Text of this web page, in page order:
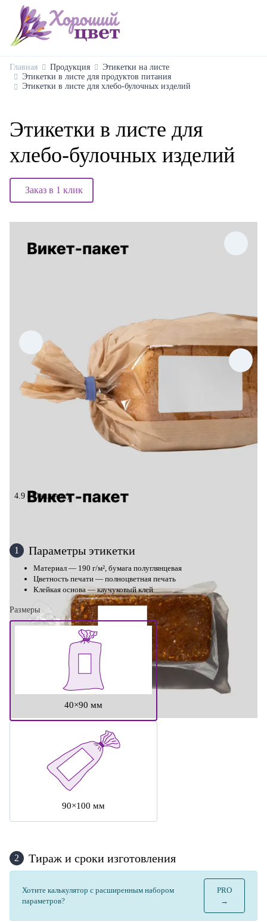
Главная Продукция
Этикетки на листе
Этикетки в листе для продуктов питания
Этикетки в листе для хлебо-булочных изделий
Этикетки в листе для
хлебо-булочных изделий
Заказ в 1 клик
4.9 (40 оценок)
1 Параметры этикетки
Материал — 190 г/м², бумага полуглянцевая
Цветность печати — полноцветная печать
Клейкая основа — каучуковый клей
Размеры
40×90 мм
90×100 мм
2 Тираж и сроки изготовления
Хотите калькулятор с расширенным набором
параметров?
PRO
→